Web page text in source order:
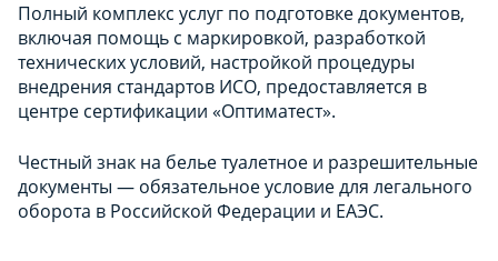
Полный комплекс услуг по подготовке документов,
включая помощь с маркировкой, разработкой
технических условий, настройкой процедуры
внедрения стандартов ИСО, предоставляется в
центре сертификации «Оптиматест».
Честный знак на белье туалетное и разрешительные
документы — обязательное условие для легального
оборота в Российской Федерации и ЕАЭС.